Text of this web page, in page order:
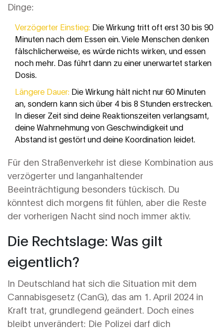
Dinge:
Verzögerter Einstieg: Die Wirkung tritt oft erst 30 bis 90
Minuten nach dem Essen ein. Viele Menschen denken
fälschlicherweise, es würde nichts wirken, und essen
noch mehr. Das führt dann zu einer unerwartet starken
Dosis.
Längere Dauer: Die Wirkung hält nicht nur 60 Minuten
an, sondern kann sich über 4 bis 8 Stunden erstrecken.
In dieser Zeit sind deine Reaktionszeiten verlangsamt,
deine Wahrnehmung von Geschwindigkeit und
Abstand ist gestört und deine Koordination leidet.
Für den Straßenverkehr ist diese Kombination aus
verzögerter und langanhaltender
Beeinträchtigung besonders tückisch. Du
könntest dich morgens fit fühlen, aber die Reste
der vorherigen Nacht sind noch immer aktiv.
Die Rechtslage: Was gilt
eigentlich?
In Deutschland hat sich die Situation mit dem
Cannabisgesetz (CanG), das am 1. April 2024 in
Kraft trat, grundlegend geändert. Doch eines
bleibt unverändert: Die Polizei darf dich